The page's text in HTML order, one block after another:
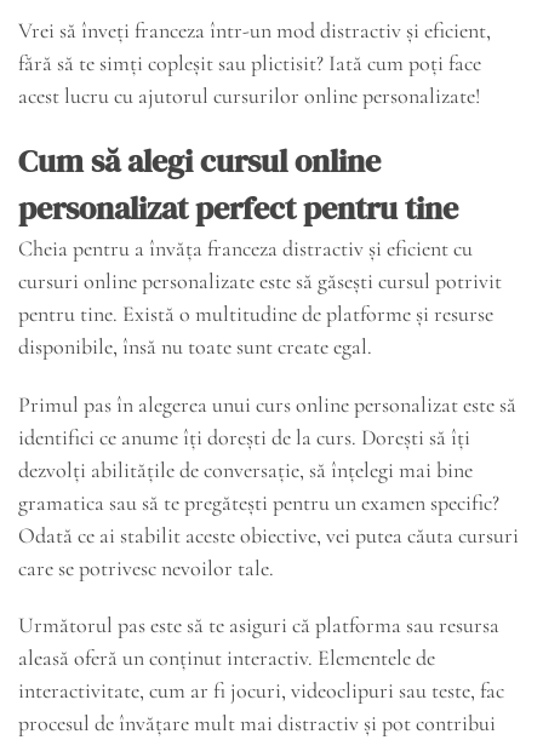
Vrei să înveți franceza într-un mod distractiv și eficient,
fără să te simți copleșit sau plictisit? Iată cum poți face
acest lucru cu ajutorul cursurilor online personalizate!
Cum să alegi cursul online
personalizat perfect pentru tine
Cheia pentru a învăța franceza distractiv și eficient cu
cursuri online personalizate este să găsești cursul potrivit
pentru tine. Există o multitudine de platforme și resurse
disponibile, însă nu toate sunt create egal.
Primul pas în alegerea unui curs online personalizat este să
identifici ce anume îți dorești de la curs. Dorești să îți
dezvolți abilitățile de conversație, să înțelegi mai bine
gramatica sau să te pregătești pentru un examen specific?
Odată ce ai stabilit aceste obiective, vei putea căuta cursuri
care se potrivesc nevoilor tale.
Următorul pas este să te asiguri că platforma sau resursa
aleasă oferă un conținut interactiv. Elementele de
interactivitate, cum ar fi jocuri, videoclipuri sau teste, fac
procesul de învățare mult mai distractiv și pot contribui